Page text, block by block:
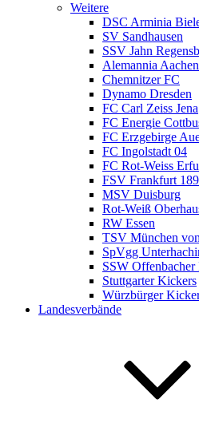
Weitere
DSC Arminia
SV Sandhausen
SSV Jahn
Alemannia Aachen
Chemnitzer FC
Dynamo Dresden
FC Carl Zeiss Jena
FC Energie
FC Erzgebirge
FC Ingolstadt 04
FC Rot-Weiss
FSV Frankfurt
MSV Duisburg
Rot-Weiß
RW Essen
TSV München
SpVgg
SSW
Stuttgarter Kickers
Würzbürger
Landesverbände